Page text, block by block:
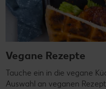
Vegane Rezepte
Tauche ein in die vegane
Auswahl an veganen